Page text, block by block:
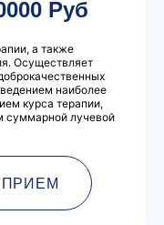
Руб
а также
Осуществляет
наиболее
курса терапии,
суммарной лучевой